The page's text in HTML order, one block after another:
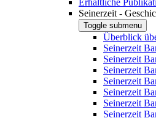
Erhältliche
Seinerzeit -
Toggle submenu
Überblick
Seinerzeit
Seinerzeit
Seinerzeit
Seinerzeit
Seinerzeit
Seinerzeit
Seinerzeit